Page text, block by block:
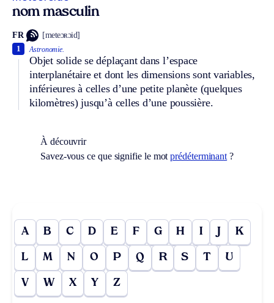
nom masculin
FR [meteɔʀɔid]
Astronomie.
Objet solide se déplaçant dans l’espace
interplanétaire et dont les dimensions sont variables,
inférieures à celles d’une petite planète (quelques
kilomètres) jusqu’à celles d’une poussière.
1
À découvrir
Savez-vous ce que signifie le motprédéterminant ?
A B C D E F G H I J K
L M N O P Q R S T U
V W X Y Z